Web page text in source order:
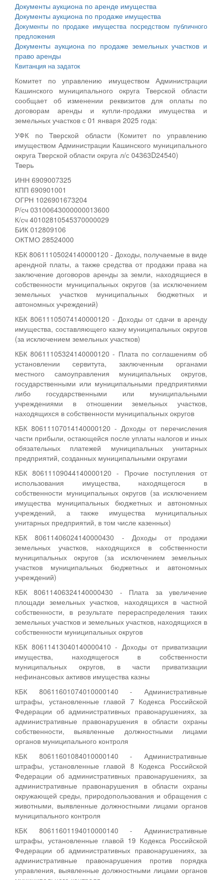
Документы аукциона по аренде имущества
Документы аукциона по продаже имущества
Документы по продаже имущества посредством публичного
предложения
Документы аукциона по продаже земельных участков и
право аренды
Квитанция на задаток
Комитет по управлению имуществом Администрации
Кашинского муниципального округа Тверской области
сообщает об изменении реквизитов для оплаты по
договорам аренды и купли-продажи имущества и
земельных участков с 01 января 2025 года:
УФК по Тверской области (Комитет по управлению
имуществом Администрации Кашинского муниципального
округа Тверской области округа л/с 04363D24540)
Тверь
ИНН 6909007325
КПП 690901001
ОГРН 1026901673204
Р/сч 03100643000000013600
К/сч 40102810545370000029
БИК 012809106
ОКТМО 28524000
КБК 80611105024140000120 - Доходы, получаемые в виде
арендной платы, а также средства от продажи права на
заключение договоров аренды за земли, находящиеся в
собственности муниципальных округов (за исключением
земельных участков муниципальных бюджетных и
автономных учреждений)
КБК 80611105074140000120 - Доходы от сдачи в аренду
имущества, составляющего казну муниципальных округов
(за исключением земельных участков)
КБК 80611105324140000120 - Плата по соглашениям об
установлении сервитута, заключенным органами
местного самоуправления муниципальных округов,
государственными или муниципальными предприятиями
либо государственными или муниципальными
учреждениями в отношении земельных участков,
находящихся в собственности муниципальных округов
КБК 80611107014140000120 - Доходы от перечисления
части прибыли, остающейся после уплаты налогов и иных
обязательных платежей муниципальных унитарных
предприятий, созданных муниципальными округами
КБК 80611109044140000120 - Прочие поступления от
использования имущества, находящегося в
собственности муниципальных округов (за исключением
имущества муниципальных бюджетных и автономных
учреждений, а также имущества муниципальных
унитарных предприятий, в том числе казенных)
КБК 80611406024140000430 - Доходы от продажи
земельных участков, находящихся в собственности
муниципальных округов (за исключением земельных
участков муниципальных бюджетных и автономных
учреждений)
КБК 80611406324140000430 - Плата за увеличение
площади земельных участков, находящихся в частной
собственности, в результате перераспределения таких
земельных участков и земельных участков, находящихся в
собственности муниципальных округов
КБК 80611413040140000410 - Доходы от приватизации
имущества, находящегося в собственности
муниципальных округов, в части приватизации
нефинансовых активов имущества казны
КБК 80611601074010000140 - Административные
штрафы, установленные главой 7 Кодекса Российской
Федерации об административных правонарушениях, за
административные правонарушения в области охраны
собственности, выявленные должностными лицами
органов муниципального контроля
КБК 80611601084010000140 - Административные
штрафы, установленные главой 8 Кодекса Российской
Федерации об административных правонарушениях, за
административные правонарушения в области охраны
окружающей среды, природопользования и обращения с
животными, выявленные должностными лицами органов
муниципального контроля
КБК 80611601194010000140 - Административные
штрафы, установленные главой 19 Кодекса Российской
Федерации об административных правонарушениях, за
административные правонарушения против порядка
управления, выявленные должностными лицами органов